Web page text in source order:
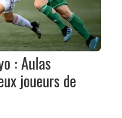
: Aulas
joueurs de